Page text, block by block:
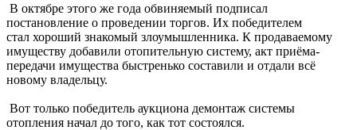
В октябре этого же года обвиняемый подписал
постановление о проведении торгов. Их победителем
стал хороший знакомый злоумышленника. К продаваемому
имуществу добавили отопительную систему, акт приёма-
передачи имущества быстренько составили и отдали всё
новому владельцу.
Вот только победитель аукциона демонтаж системы
отопления начал до того, как тот состоялся.